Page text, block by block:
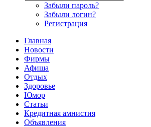
Забыли пароль?
Забыли логин?
Регистрация
Главная
Новости
Фирмы
Афиша
Отдых
Здоровье
Юмор
Статьи
Кредитная амнистия
Объявления